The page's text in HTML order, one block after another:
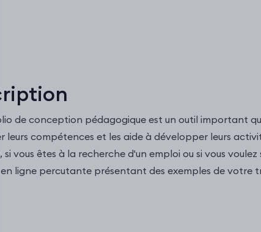
de conception pédagogique est un outil important
leurs compétences et les aide à développer leurs
si vous êtes à la recherche d'un emploi ou si vous
ligne percutante présentant des exemples de votre